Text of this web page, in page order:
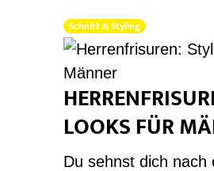
Schnitt & Styling
LOOKS FÜR
Du sehnst dich nach